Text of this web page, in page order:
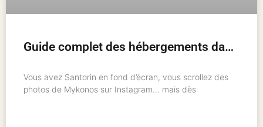
Guide complet des hébergements dans les îles grecques : où loger et comment bien choisir
Vous avez Santorin en fond d’écran, vous scrollez des
photos de Mykonos sur Instagram… mais dès